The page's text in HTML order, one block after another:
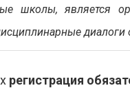
школы, является
диалоги
регистрация